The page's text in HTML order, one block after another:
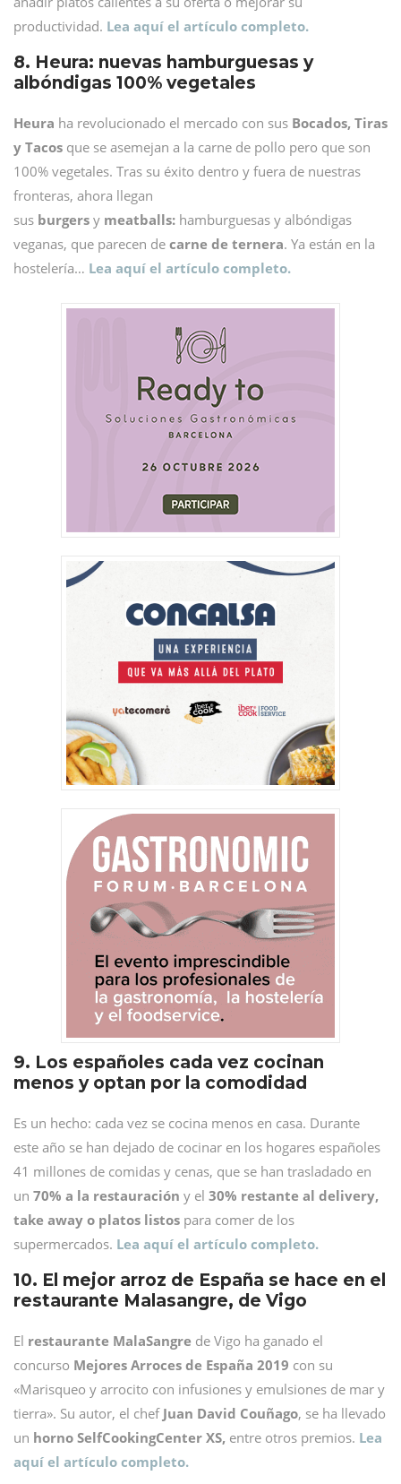
productividad. Lea aquí el artículo completo.
8. Heura: nuevas hamburguesas y
albóndigas 100% vegetales
Heura ha revolucionado el mercado con sus Bocados, Tiras
y Tacos que se asemejan a la carne de pollo pero que son
100% vegetales. Tras su éxito dentro y fuera de nuestras
fronteras, ahora llegan
sus burgers y meatballs: hamburguesas y albóndigas
veganas, que parecen de carne de ternera. Ya están en la
hostelería… Lea aquí el artículo completo.
9. Los españoles cada vez cocinan
menos y optan por la comodidad
Es un hecho: cada vez se cocina menos en casa. Durante
este año se han dejado de cocinar en los hogares españoles
41 millones de comidas y cenas, que se han trasladado en
un 70% a la restauración y el 30% restante al delivery,
take away o platos listos para comer de los
supermercados. Lea aquí el artículo completo.
10. El mejor arroz de España se hace en el
restaurante Malasangre, de Vigo
El restaurante MalaSangre de Vigo ha ganado el
concurso Mejores Arroces de España 2019 con su
«Marisqueo y arrocito con infusiones y emulsiones de mar y
tierra». Su autor, el chef Juan David Couñago, se ha llevado
un horno SelfCookingCenter XS, entre otros premios. Lea
aquí el artículo completo.